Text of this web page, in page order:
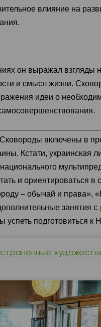
влияние на
он выражал взгляды
и смысл жизни.
идеи о
включены в
Кстати, украинская
и ориентироваться в
– обычай и права»,
занятия с
успеть подготовиться к